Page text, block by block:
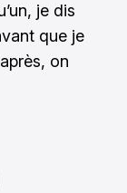
je dis
que je
on